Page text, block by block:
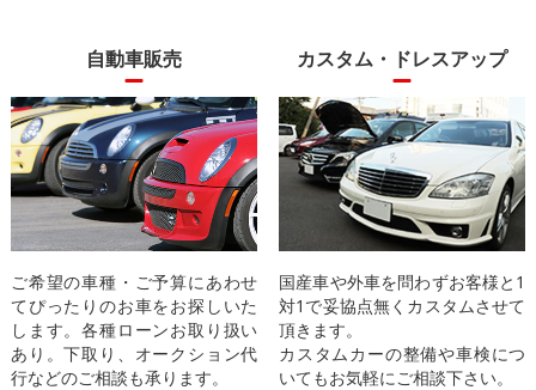
自動車販売
ご希望の車種・ご予算にあわせ
てぴったりのお車をお探しいた
します。各種ローンお取り扱い
あり。下取り、オークション代
行などのご相談も承ります。
カスタム・ドレスアップ
国産車や外車を問わずお客様と1
対1で妥協点無くカスタムさせて
頂きます。
カスタムカーの整備や車検につ
いてもお気軽にご相談下さい。